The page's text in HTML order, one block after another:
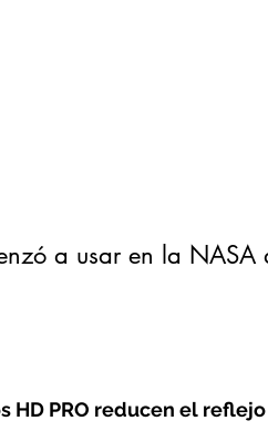
a usar en la NASA
PRO reducen el